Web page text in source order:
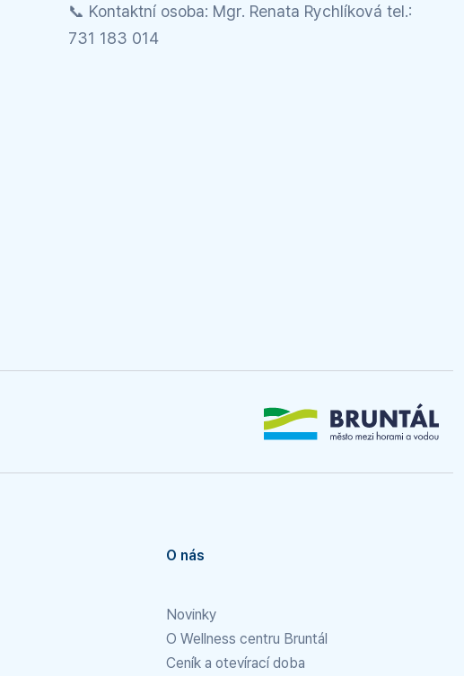
📞 Kontaktní osoba: Mgr. Renata Rychlíková tel.:
731 183 014
O nás
Novinky
O Wellness centru Bruntál
Ceník a otevírací doba